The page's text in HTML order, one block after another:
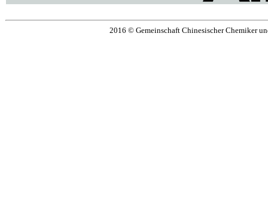
2016 © Gemeinschaft Chinesischer Chemiker